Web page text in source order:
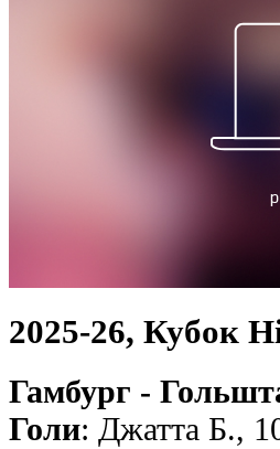
2025-26, Кубок
Гамбург -
Голи: Джатта Б.,